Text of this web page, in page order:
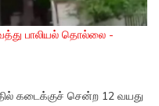
பாலியல் தொல்லை -
கடைக்குச் சென்ற 12 வயது